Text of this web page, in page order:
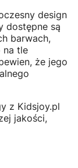
design
dostępne są
barwach,
na tle
że jego
z Kidsjoy.pl
jakości,